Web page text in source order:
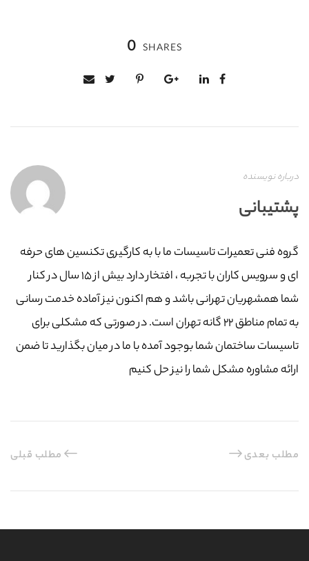
0 SHARES
درباره نویسنده
پشتیبانی
گروه فنی تعمیرات تاسیسات ما با به‌ کارگیری تکنسین های حرفه
ای و سرویس کاران با تجربه ، افتخار دارد بیش از ۱۵ سال در کنار
شما همشهریان تهرانی باشد و هم اکنون نیز آماده خدمت رسانی
به تمام مناطق ۲۲ گانه تهران است. در صورتی که مشکلی برای
تاسیسات ساختمان شما بوجود آمده با ما در میان بگذارید تا ضمن
ارائه مشاوره مشکل شما را نیز حل کنیم
مطلب قبلی مطلب بعدی